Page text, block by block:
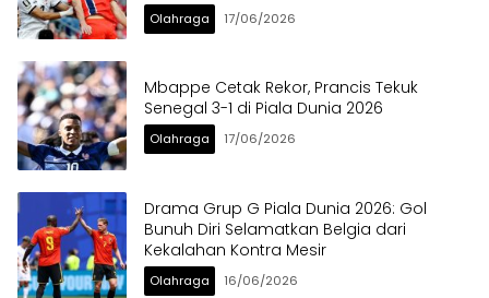
Olahraga 17/06/2026
Mbappe Cetak Rekor, Prancis Tekuk
Senegal 3-1 di Piala Dunia 2026
Olahraga 17/06/2026
Drama Grup G Piala Dunia 2026: Gol
Bunuh Diri Selamatkan Belgia dari
Kekalahan Kontra Mesir
Olahraga 16/06/2026